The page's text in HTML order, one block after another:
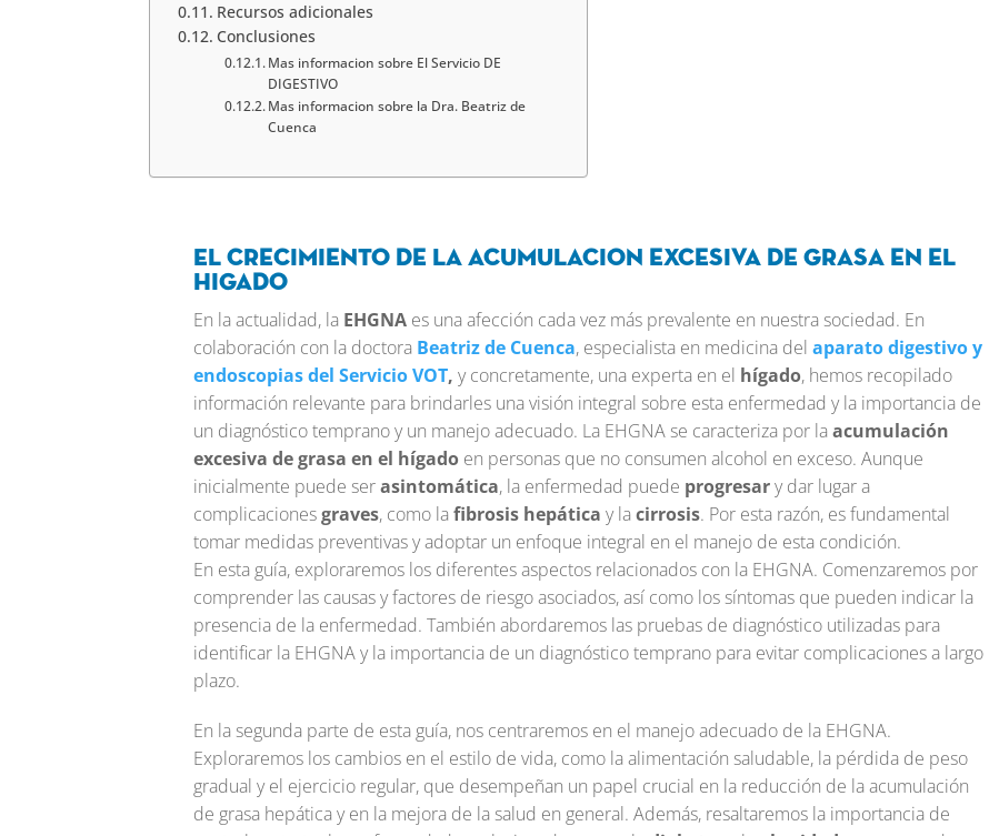
Recursos adicionales
Conclusiones
Mas informacion sobre El Servicio DE
DIGESTIVO
Mas informacion sobre la Dra. Beatriz de
Cuenca
El crecimiento de la acumulacion excesiva de grasa en el
higado
En la actualidad, la EHGNAes una afección cada vez más prevalente en nuestra sociedad. En
colaboración con la doctora Beatriz de Cuenca, especialista en medicina del aparato digestivo y
endoscopias del Servicio VOT, y concretamente, una experta en el hígado, hemos recopilado
información relevante para brindarles una visión integral sobre esta enfermedad y la importancia de
un diagnóstico temprano y un manejo adecuado. La EHGNA se caracteriza por laacumulación
excesiva de grasa en el hígadoen personas que no consumen alcohol en exceso. Aunque
inicialmente puede serasintomática, la enfermedad puede progresary dar lugar a
complicacionesgraves, como lafibrosis hepática y lacirrosis. Por esta razón, es fundamental
tomar medidas preventivas y adoptar un enfoque integral en el manejo de esta condición.
En esta guía, exploraremos los diferentes aspectos relacionados con la EHGNA. Comenzaremos por
comprender las causas y factores de riesgo asociados, así como los síntomas que pueden indicar la
presencia de la enfermedad. También abordaremos las pruebas de diagnóstico utilizadas para
identificar la EHGNA y la importancia de un diagnóstico temprano para evitar complicaciones a largo
plazo.
En la segunda parte de esta guía, nos centraremos en el manejo adecuado de la EHGNA.
Exploraremos los cambios en el estilo de vida, como la alimentación saludable, la pérdida de peso
gradual y el ejercicio regular, que desempeñan un papel crucial en la reducción de la acumulación
de grasa hepática y en la mejora de la salud en general. Además, resaltaremos la importancia de